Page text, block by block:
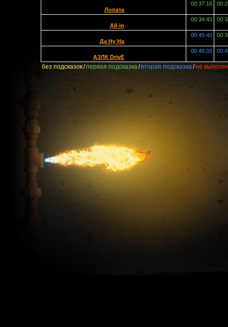
Лопата
00:37:16
All-in
00:34:43
Да Ну На
00:45:40
АЗЛК DrivE
00:48:03
без подсказок/первая подсказка/вторая подсказка/не